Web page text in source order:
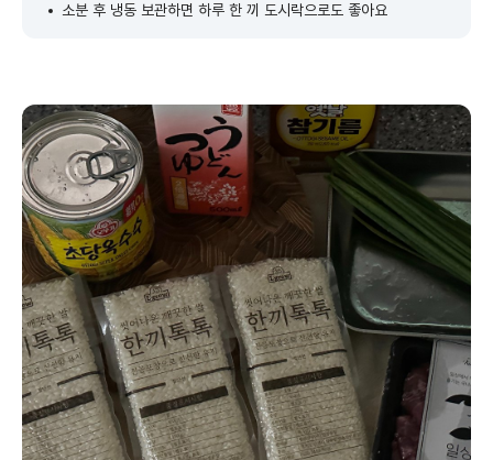
소분 후 냉동 보관하면 하루 한 끼 도시락으로도 좋아요